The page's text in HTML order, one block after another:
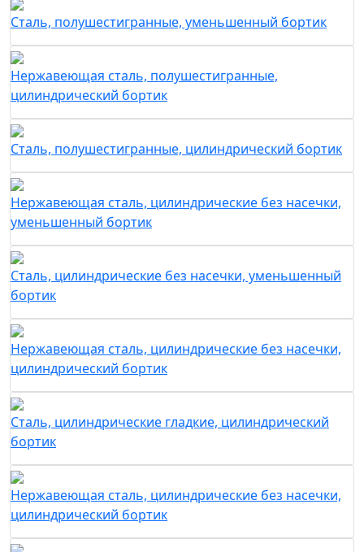
Сталь, полушестигранные, уменьшенный бортик
Нержавеющая сталь, полушестигранные,
цилиндрический бортик
Сталь, полушестигранные, цилиндрический бортик
Нержавеющая сталь, цилиндрические без насечки,
уменьшенный бортик
Сталь, цилиндрические без насечки, уменьшенный
бортик
Нержавеющая сталь, цилиндрические без насечки,
цилиндрический бортик
Сталь, цилиндрические гладкие, цилиндрический
бортик
Нержавеющая сталь, цилиндрические без насечки,
цилиндрический бортик